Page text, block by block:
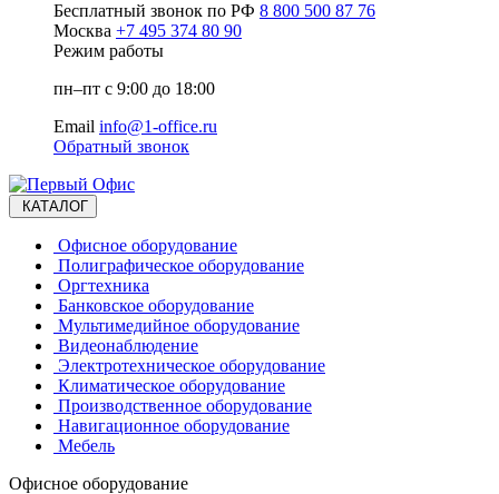
Бесплатный звонок по РФ 8 800 500 87 76
Москва +7 495 374 80 90
Режим работы
пн–пт с 9:00 до 18:00
Email info@1-office.ru
Обратный звонок
КАТАЛОГ
Офисное оборудование
Полиграфическое оборудование
Оргтехника
Банковское оборудование
Мультимедийное оборудование
Видеонаблюдение
Электротехническое оборудование
Климатическое оборудование
Производственное оборудование
Навигационное оборудование
Мебель
Офисное оборудование